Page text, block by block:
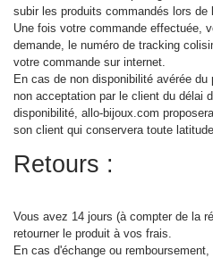
subir les produits commandés lors de
Une fois votre commande effectuée,
demande, le numéro de tracking
votre commande sur internet.
En cas de non disponibilité avérée
non acceptation par le client du délai
disponibilité, allo-bijoux.com
son client qui conservera toute
Retours :
Vous avez 14 jours (à compter de la
retourner le produit à vos frais.
En cas d'échange ou